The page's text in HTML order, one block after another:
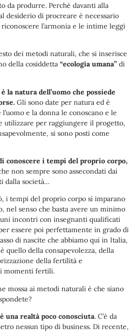
da produrre. Perché davanti alla
desiderio di procreare è necessario
l’armonia e le intime leggi
dei metodi naturali, che si inserisce
della cosiddetta “ecologia umana” di
è la natura dell’uomo che possiede
Gli sono date per natura ed è
e la donna le conoscano e le
utilizzare per raggiungere il progetto,
si sono posti come
conoscere i tempi del proprio corpo,
non sempre sono assecondati dai
dalla società…
i tempi del proprio corpo si imparano
nel senso che basta avere un minimo
incontri con insegnanti qualificati
essere poi perfettamente in grado di
di nascite che abbiamo qui in Italia,
quello della consapevolezza, della
della fertilità e
momenti fertili.
mossa ai metodi naturali è che siano
è una realtà poco conosciuta. C’è da
nessun tipo di business. Di recente,